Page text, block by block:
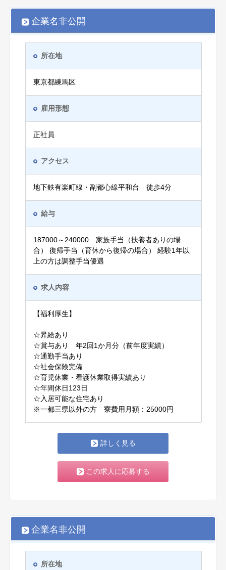
企業名非公開
所在地
東京都練馬区
雇用形態
正社員
アクセス
地下鉄有楽町線・副都心線平和台 徒歩4分
給与
187000～240000 家族手当（扶養者ありの場
合） 復帰手当（育休から復帰の場合） 経験1年以
上の方は調整手当優遇
求人内容
【福利厚生】
☆昇給あり
☆賞与あり 年2回1か月分（前年度実績）
☆通勤手当あり
☆社会保険完備
☆育児休業・看護休業取得実績あり
☆年間休日123日
☆入居可能な住宅あり
※一都三県以外の方 寮費用月額：25000円
詳しく見る
この求人に応募する
企業名非公開
所在地